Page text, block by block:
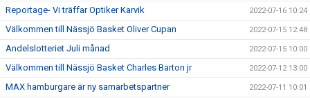
Reportage- Vi träffar Optiker Karvik 2022-07-16 10:24
Välkommen till Nässjö Basket Oliver Cupan 2022-07-15 12:48
Andelslotteriet Juli månad 2022-07-15 10:00
Välkommen till Nässjö Basket Charles Barton jr 2022-07-12 13:00
MAX hamburgare är ny samarbetspartner 2022-07-11 10:01